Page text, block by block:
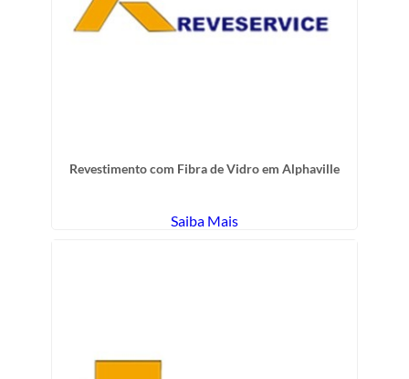
Revestimento com Fibra de Vidro em Alphaville
Saiba Mais